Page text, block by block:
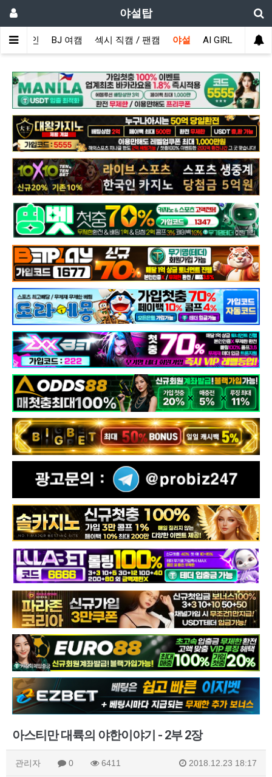
야설탑
메인 BJ 여캠 섹시 직캠 / 팬캠 야설 AI GIRL
아스티만 대륙의 야한이야기 - 2부 2장
관리자 0 6411 2018.12.23 18:17